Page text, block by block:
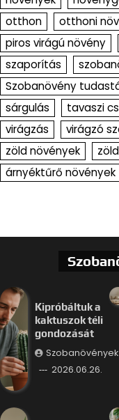
otthon
otthoni
piros virágú növény
szaporítás
Szobanövény
sárgulás
tavaszi
virágzás
virágzó
zöld növények
árnyéktűrő növények
Kipróbáltuk a
kaktuszok téli
gondozását
Szobanövények
2026.06.26.